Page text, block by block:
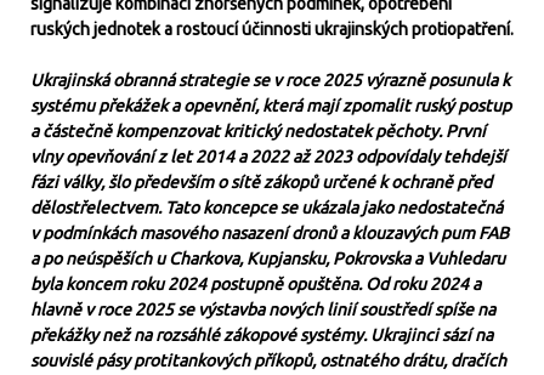
ruských jednotek a rostoucí účinnosti ukrajinských protiopatření.
Ukrajinská obranná strategie se v roce 2025 výrazně posunula k
systému překážek a opevnění, která mají zpomalit ruský postup
a částečně kompenzovat kritický nedostatek pěchoty. První
vlny opevňování z let 2014 a 2022 až 2023 odpovídaly tehdejší
fázi války, šlo především o sítě zákopů určené k ochraně před
dělostřelectvem. Tato koncepce se ukázala jako nedostatečná
v podmínkách masového nasazení dronů a klouzavých pum FAB
a po neúspěších u Charkova, Kupjansku, Pokrovska a Vuhledaru
byla koncem roku 2024 postupně opuštěna. Od roku 2024 a
hlavně v roce 2025 se výstavba nových linií soustředí spíše na
překážky než na rozsáhlé zákopové systémy. Ukrajinci sází na
souvislé pásy protitankových příkopů, ostnatého drátu, dračích